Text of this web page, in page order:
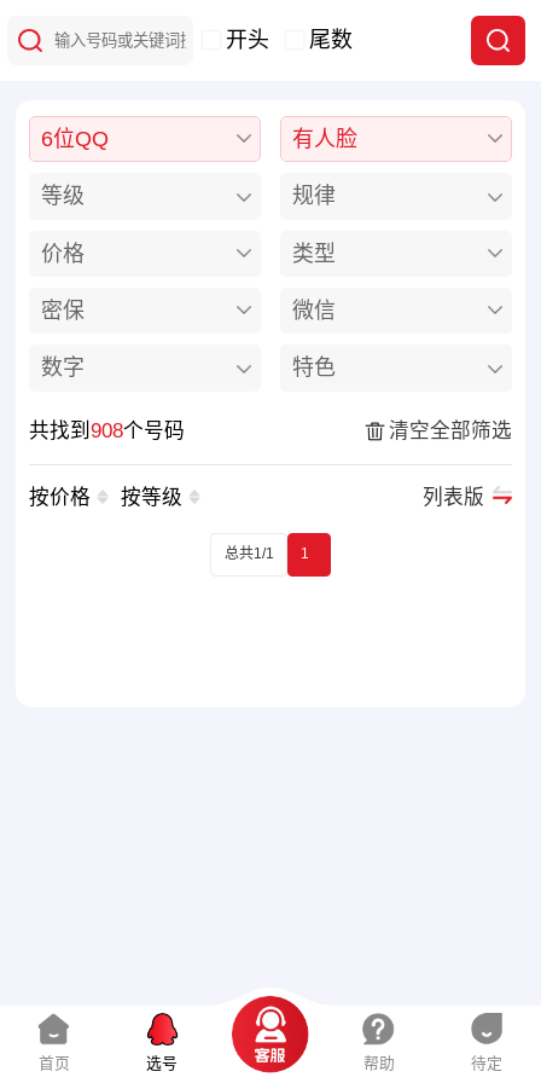
开头 尾数
6位QQ 有人脸
等级 规律
价格 类型
密保 微信
数字 特色
共找到 908个号码 清空全部筛选
按价格 按等级 列表版
总共1/1 1
首页 选号 帮助 待定